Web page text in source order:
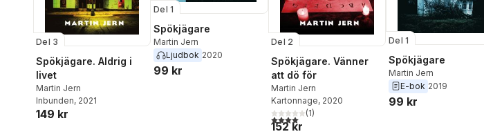
Del 3
Spökjägare. Aldrig i
livet
Martin Jern
Inbunden, 2021
149 kr
Del 1
Spökjägare
Martin Jern
Ljudbok 2020
99 kr
Del 2
Spökjägare. Vänner
att dö för
Martin Jern
Kartonnage, 2020
4,0utav 5 stjärnor. Totalt antal röster:
(1)
152 kr
Del 1
Spökjägare
Martin Jern
E-bok 2019
99 kr